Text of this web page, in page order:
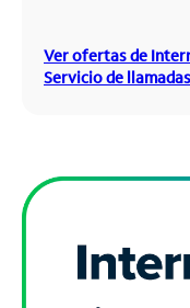
Ver ofertas de
Servicio de llamadas